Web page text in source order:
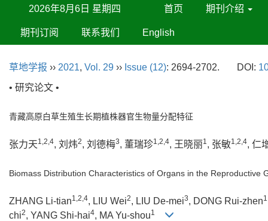
2026年8月6日 星期四 首页 期刊介绍
期刊订阅 联系我们 English
草地学报 ›› 2021, Vol. 29 ›› Issue (12): 2694-2702. DOI:
• 研究论文 •
青藏高原白草生殖生长期植株器官生物量分配特征
张力天1,2,4, 刘炜2, 刘德梅3, 董瑞珍1,2,4, 王晓丽1, 张敏1,2,4, 仁
Biomass Distribution Characteristics of Organs in the Reproductive
ZHANG Li-tian1,2,4, LIU Wei2, LIU De-mei3, DONG Rui-zhen
chi2, YANG Shi-hai4, MA Yu-shou1